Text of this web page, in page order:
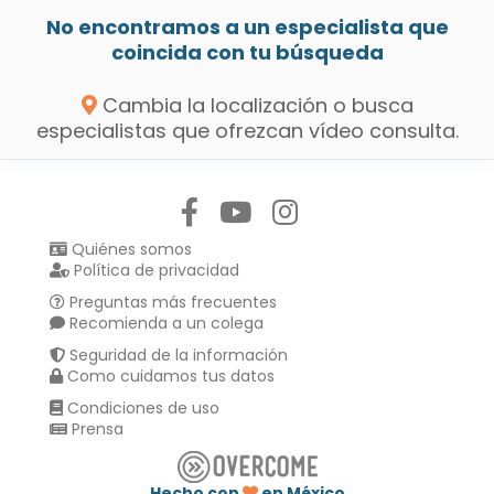
No encontramos a un especialista que
coincida con tu búsqueda
Cambia la localización o busca
especialistas que ofrezcan vídeo consulta.
Quiénes somos
Política de privacidad
Preguntas más frecuentes
Recomienda a un colega
Seguridad de la información
Como cuidamos tus datos
Condiciones de uso
Prensa